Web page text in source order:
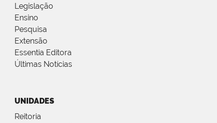
Legislação
Ensino
Pesquisa
Extensão
Essentia Editora
Últimas Notícias
UNIDADES
Reitoria